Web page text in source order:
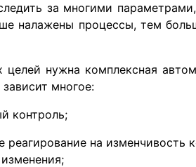
за многими
налажены процессы, тем
нужна комплексная
многое:
контроль;
реагирование на изменчивость